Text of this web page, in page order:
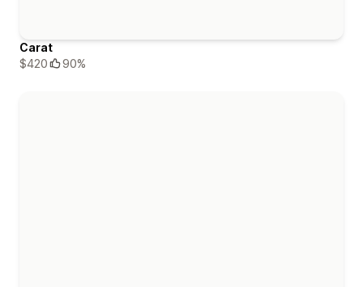
Carat
$420
90%